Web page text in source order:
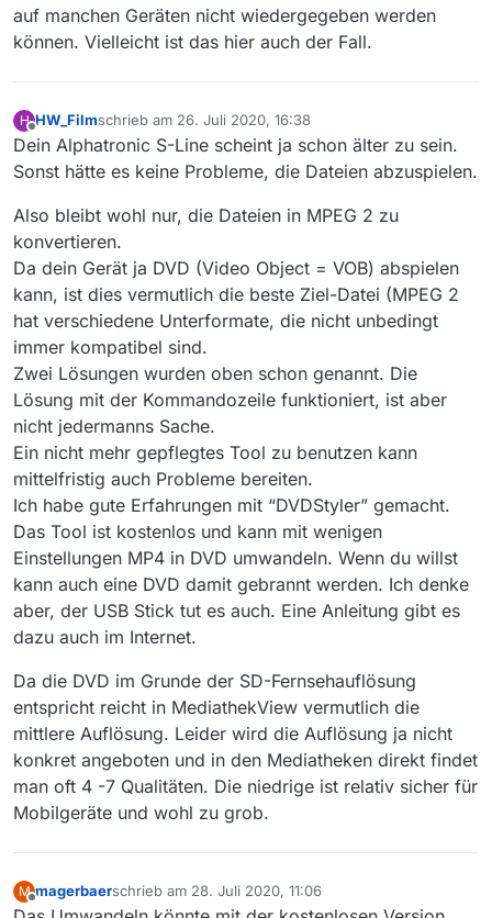
auf manchen Geräten nicht wiedergegeben werden
können. Vielleicht ist das hier auch der Fall.
H
Offline
HW_Filmschrieb am 26. Juli 2020, 16:38
zuletzt editiert von
Dein Alphatronic S-Line scheint ja schon älter zu sein.
Sonst hätte es keine Probleme, die Dateien abzuspielen.
Also bleibt wohl nur, die Dateien in MPEG 2 zu
konvertieren.
Da dein Gerät ja DVD (Video Object = VOB) abspielen
kann, ist dies vermutlich die beste Ziel-Datei (MPEG 2
hat verschiedene Unterformate, die nicht unbedingt
immer kompatibel sind.
Zwei Lösungen wurden oben schon genannt. Die
Lösung mit der Kommandozeile funktioniert, ist aber
nicht jedermanns Sache.
Ein nicht mehr gepflegtes Tool zu benutzen kann
mittelfristig auch Probleme bereiten.
Ich habe gute Erfahrungen mit “DVDStyler” gemacht.
Das Tool ist kostenlos und kann mit wenigen
Einstellungen MP4 in DVD umwandeln. Wenn du willst
kann auch eine DVD damit gebrannt werden. Ich denke
aber, der USB Stick tut es auch. Eine Anleitung gibt es
dazu auch im Internet.
Da die DVD im Grunde der SD-Fernsehauflösung
entspricht reicht in MediathekView vermutlich die
mittlere Auflösung. Leider wird die Auflösung ja nicht
konkret angeboten und in den Mediatheken direkt findet
man oft 4 -7 Qualitäten. Die niedrige ist relativ sicher für
Mobilgeräte und wohl zu grob.
M
Offline
magerbaerschrieb am 28. Juli 2020, 11:06
zuletzt editiert von